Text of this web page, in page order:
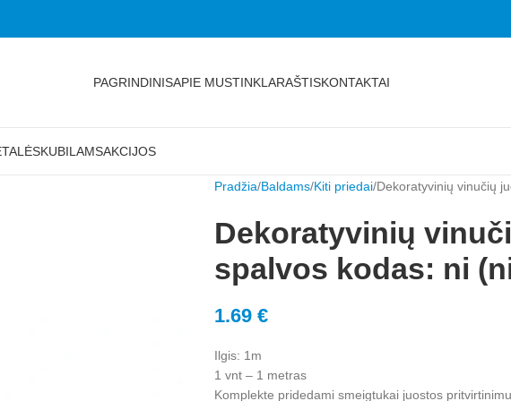
PAGRINDINISAPIE MUSTINKLARAŠTISKONTAKTAI
KUBILAMSAKCIJOS
Pradžia Baldams Kiti priedai Dekoratyvinių vinučių
Dekoratyvinių
spalvos kodas: ni
1.69 €
Ilgis: 1m
1 vnt – 1 metras
Komplekte pridedami smeigtukai juostos